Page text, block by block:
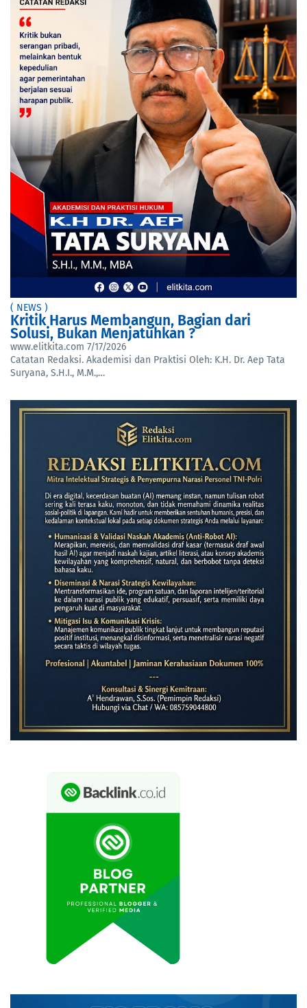
( NEWS )
Kritik Harus Membangun, Bagian dari
Solusi, Bukan Menjatuhkan ?
www.elitkita.com 7/17/2026
Catatan Redaksi. Akademisi dan Praktisi Oleh: K.H. Dr. Aep Tata
Suryana, S.H.I., M.M.,…